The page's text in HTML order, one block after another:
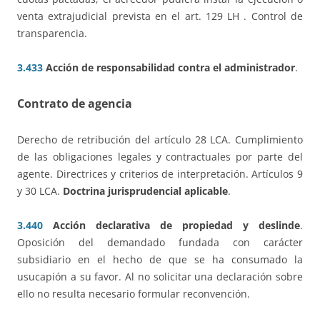
venta extrajudicial prevista en el art. 129 LH . Control de
transparencia.
3.433 Acción de responsabilidad contra el administrador.
Contrato de agencia
Derecho de retribución del artículo 28 LCA. Cumplimiento
de las obligaciones legales y contractuales por parte del
agente. Directrices y criterios de interpretación. Artículos 9
y 30 LCA. Doctrina jurisprudencial aplicable.
3.440 Acción declarativa de propiedad y deslinde.
Oposición del demandado fundada con carácter
subsidiario en el hecho de que se ha consumado la
usucapión a su favor. Al no solicitar una declaración sobre
ello no resulta necesario formular reconvención.